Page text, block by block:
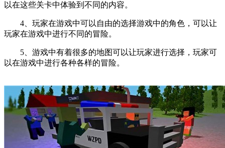
以在这些关卡中体验到不同的内容。
4、玩家在游戏中可以自由的选择游戏中的角色，可以让
玩家在游戏中进行不同的冒险。
5、游戏中有着很多的地图可以让玩家进行选择，玩家可
以在游戏中进行各种各样的冒险。